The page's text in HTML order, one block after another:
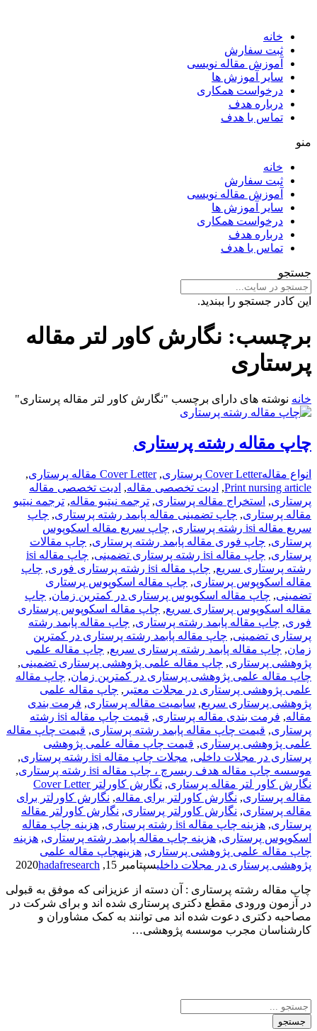
خانه
ثبت سفارش
آموزش مقاله نویسی
سایر آموزش ها
درخواست همکاری
درباره هدف
تماس با هدف
منو
خانه
ثبت سفارش
آموزش مقاله نویسی
سایر آموزش ها
درخواست همکاری
درباره هدف
تماس با هدف
جستجو
این کادر جستجو را ببندید.
برچسب: نگارش کاور لتر مقاله
پرستاری
خانه نوشته های دارای برچسب "نگارش کاور لتر مقاله پرستاری"
چاپ مقاله رشته پرستاری
انواع مقالهCover Letter پرستاری ,Cover Letter مقاله پرستاری
,
Print nursing article
, ادیت تخصصی مقاله, ادیت تخصصی مقاله
پرستاری, استخراج مقاله پرستاری, ترجمه نیتیو مقاله, ترجمه نیتیو
مقاله پرستاری, چاپ تضمینی مقاله پابمد رشته پرستاری, چاپ
سریع مقاله isi رشته پرستاری
, چاپ سریع مقاله اسکوپوس
پرستاری, چاپ فوری مقاله پابمد رشته پرستاری, چاپ مقالات
پرستاری, چاپ مقاله isi رشته پرستاری تضمینی ,
چاپ مقاله isi
رشته پرستاری سریع, چاپ مقاله isi رشته پرستاری فوری , چاپ
مقاله اسکوپوس پرستاری, چاپ مقاله اسکوپوس پرستاری
تضمینی, چاپ مقاله اسکوپوس پرستاری در کمترین زمان, چاپ
مقاله اسکوپوس پرستاری سریع, چاپ مقاله اسکوپوس پرستاری
فوری, چاپ مقاله پابمد رشته پرستاری, چاپ مقاله پابمد رشته
پرستاری تضمینی, چاپ مقاله پابمد رشته پرستاری در کمترین
زمان, چاپ مقاله پابمد رشته پرستاری سریع, چاپ مقاله علمی
پژوهشی پرستاری, چاپ مقاله علمی پژوهشی پرستاری تضمینی,
چاپ مقاله علمی پژوهشی پرستاری در کمترین زمان, چاپ مقاله
علمی پژوهشی پرستاری در مجلات معتبر , چاپ مقاله علمی
پژوهشی پرستاری سریع, سابمیت مقاله پرستاری, فرمت­ بندی
مقاله, فرمت­ بندی مقاله پرستاری,
قیمت چاپ مقاله isi رشته
پرستاری, قیمت چاپ مقاله پابمد رشته پرستاری, قیمت چاپ مقاله
علمی پژوهشی پرستاری, قیمت چاپ مقاله علمی پژوهشی
پرستاری در مجلات داخلی, مجلات چاپ مقاله isi رشته پرستاری
,
موسسه چاپ مقاله هدف ریسرچ ، چاپ مقاله isi رشته پرستاری
,
نگارش کاور لتر مقاله پرستاری,
نگارش کاورلتر Cover Letter
مقاله پرستاری, نگارش کاورلتر برای مقاله, نگارش کاورلتر برای
مقاله پرستاری, نگارش کاورلتر پرستاری, نگارش کاورلتر مقاله
پرستاری, هزینه چاپ مقاله isi رشته پرستاری , هزینه چاپ مقاله
اسکوپوس پرستاری, هزینه چاپ مقاله پابمد رشته پرستاری, هزینه
چاپ مقاله علمی پژوهشی پرستاری, هزینهچاپ مقاله علمی
پژوهشی پرستاری در مجلات داخلیسپتامبر 15, 2020 hadafresearch
چاپ مقاله رشته پرستاری : آن دسته از عزیزانی که موفق به قبولی
در آزمون ورودی مقطع دکتری پرستاری شده اند و برای شرکت در
مصاحبه دکتری دعوت شده اند می توانند به کمک مشاوران و
کارشناسان مجرب موسسه پژوهشی…
جستجو